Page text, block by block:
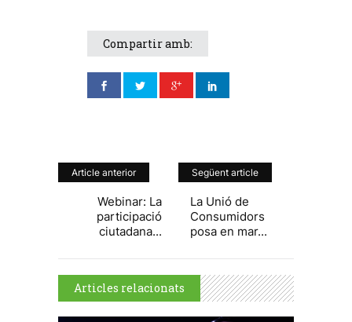
Compartir amb:
Article anterior
Webinar: La
participació
ciutadana...
Següent article
La Unió de
Consumidors
posa en mar...
Articles relacionats